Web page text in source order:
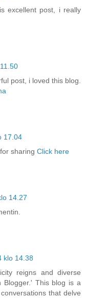
excellent post, i really
post, i loved this blog.
17.04
sharing Click here
14.27
klo 14.38
reigns and diverse
Blogger.' This blog is a
that delve